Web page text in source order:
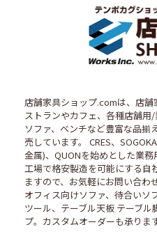
店舗家具ショップ.comは、店
ストランやカフェ、各種店舗用/
ソファ、ベンチなど豊富な品揃
売しています。 CRES、
金属)、QUONを始めとした業
工場で格安製造を可能にする自
ますので、お気軽にお問い合わ
オフィス向けソファ、待合いソ
ツール、テーブル天板 テーブ
プ。カスタムオーダーも承ります